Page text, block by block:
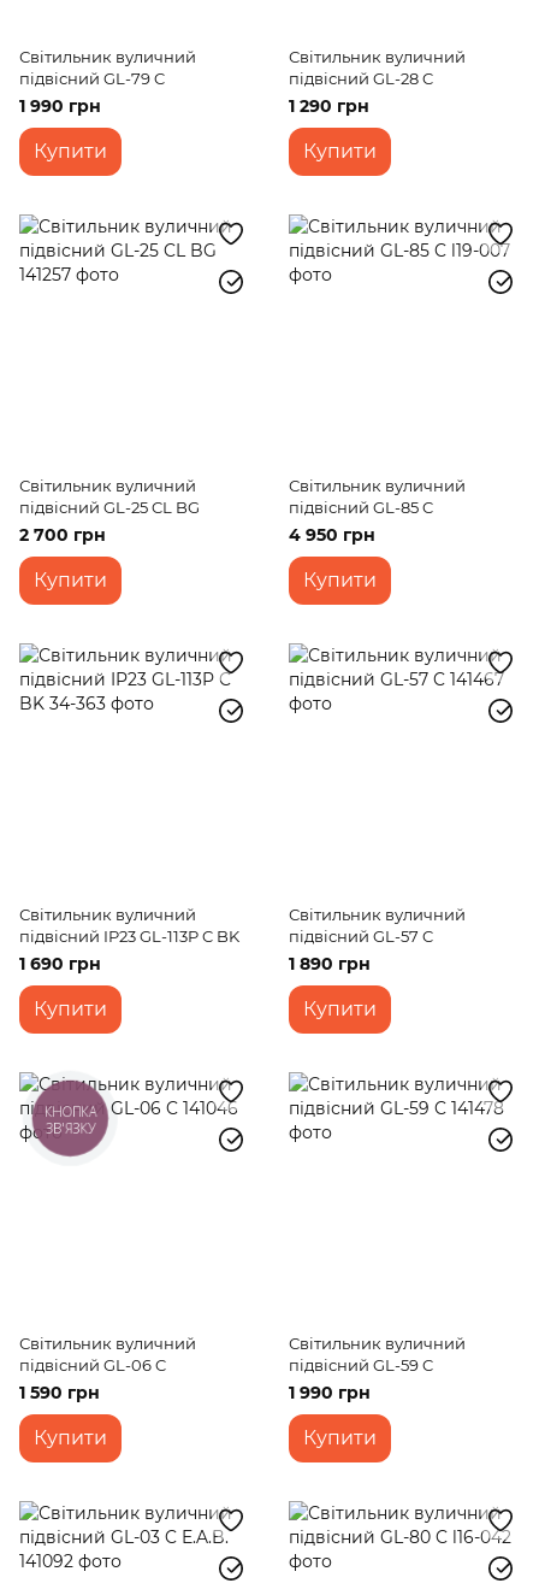
Світильник вуличний
підвісний GL-79 C
1 990 грн
Купити
Світильник вуличний
підвісний GL-28 C
1 290 грн
Купити
Світильник вуличний
підвісний GL-25 CL BG
2 700 грн
Купити
Світильник вуличний
підвісний GL-85 C
4 950 грн
Купити
Світильник вуличний
підвісний IP23 GL-113P C BK
1 690 грн
Купити
Світильник вуличний
підвісний GL-57 C
1 890 грн
Купити
Світильник вуличний
підвісний GL-06 C
1 590 грн
Купити
Світильник вуличний
підвісний GL-59 C
1 990 грн
Купити
КНОПКА
ЗВ'ЯЗКУ